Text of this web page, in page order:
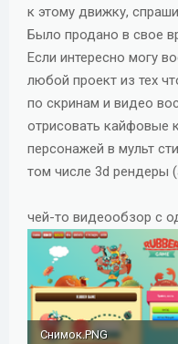
к этому движку,
Было продано в свое
Если интересно могу
любой проект из тех
по скринам и видео
отрисовать кайфовые
персонажей в мульт
том числе 3d рендеры
чей-то видеообзор с
Снимок.PNG